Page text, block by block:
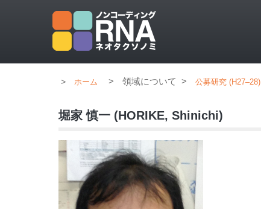
ホーム > 領域について > 公募研究 (H27–28)
堀家 慎一 (HORIKE, Shinichi)